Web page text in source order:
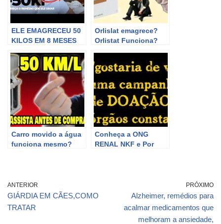
ELE EMAGRECEU 50
KILOS EM 8 MESES
ele usou | Dr Dayan
Siebra
Orlislat emagrece?
Orlistat Funciona?
Emagrece Mesmo?
Minha opinião
Carro movido a água
funciona mesmo?
Conheça a ONG
RENAL NKF e Por
ANTERIOR
GIÁRDIA EM CÃES,COMO
TRATAR
PRÓXIMO
Alzheimer, remédios para
acalmar medicamentos que
melhoram a ansiedade,